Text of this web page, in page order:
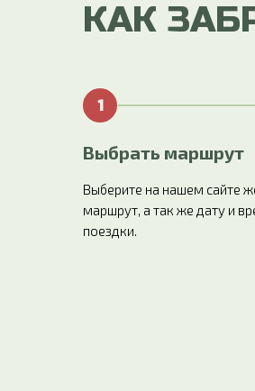
КАК
Выбрать маршрут
Выберите на нашем сайте
маршрут, а так же дату и
поездки.